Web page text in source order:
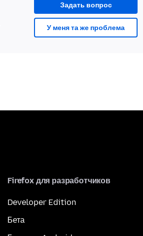
Задать вопрос
У меня та же проблема
Firefox для разработчиков
Developer Edition
Бета